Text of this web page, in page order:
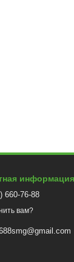
информация
660-76-88
вам?